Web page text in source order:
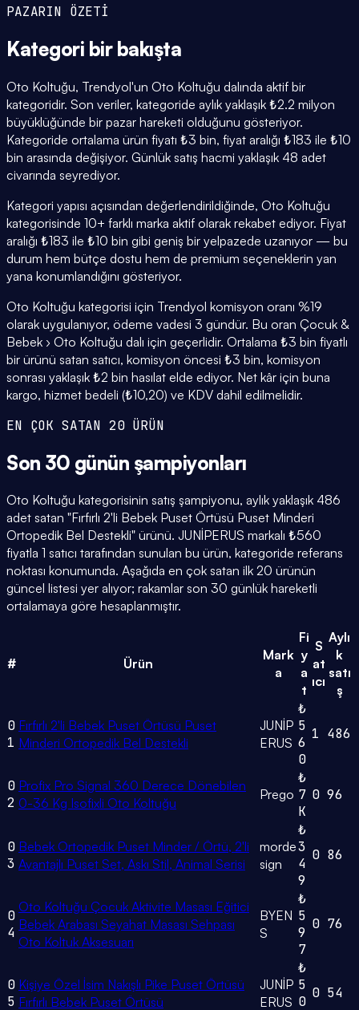
PAZARIN ÖZETİ
Kategori bir bakışta
Oto Koltuğu, Trendyol'un Oto Koltuğu dalında aktif bir
kategoridir. Son veriler, kategoride aylık yaklaşık ₺2.2 milyon
büyüklüğünde bir pazar hareketi olduğunu gösteriyor.
Kategoride ortalama ürün fiyatı ₺3 bin, fiyat aralığı ₺183 ile ₺10
bin arasında değişiyor. Günlük satış hacmi yaklaşık 48 adet
civarında seyrediyor.
Kategori yapısı açısından değerlendirildiğinde, Oto Koltuğu
kategorisinde 10+ farklı marka aktif olarak rekabet ediyor. Fiyat
aralığı ₺183 ile ₺10 bin gibi geniş bir yelpazede uzanıyor — bu
durum hem bütçe dostu hem de premium seçeneklerin yan
yana konumlandığını gösteriyor.
Oto Koltuğu kategorisi için Trendyol komisyon oranı %19
olarak uygulanıyor, ödeme vadesi 3 gündür. Bu oran Çocuk &
Bebek › Oto Koltuğu dalı için geçerlidir. Ortalama ₺3 bin fiyatlı
bir ürünü satan satıcı, komisyon öncesi ₺3 bin, komisyon
sonrası yaklaşık ₺2 bin hasılat elde ediyor. Net kâr için buna
kargo, hizmet bedeli (₺10,20) ve KDV dahil edilmelidir.
EN ÇOK SATAN 20 ÜRÜN
Son 30 günün şampiyonları
Oto Koltuğu kategorisinin satış şampiyonu, aylık yaklaşık 486
adet satan "Fırfırlı 2'li Bebek Puset Örtüsü Puset Minderi
Ortopedik Bel Destekli" ürünü. JUNİPERUS markalı ₺560
fiyatla 1 satıcı tarafından sunulan bu ürün, kategoride referans
noktası konumunda. Aşağıda en çok satan ilk 20 ürünün
güncel listesi yer alıyor; rakamlar son 30 günlük hareketli
ortalamaya göre hesaplanmıştır.
# Ürün
Mark
a
Fi
y
a
t
S
at
ıcı
Aylı
k
satı
ş
0
1
Fırfırlı 2'li Bebek Puset Örtüsü Puset
Minderi Ortopedik Bel Destekli
JUNİP
ERUS
₺
5
6
0
1 486
0
2
Profix Pro Signal 360 Derece Dönebilen
0-36 Kg Isofixli Oto Koltuğu
Prego
₺
7
K
0 96
0
3
Bebek Ortopedik Puset Minder / Örtü, 2'li
Avantajlı Puset Set, Askı Stil, Animal Serisi
morde
sign
₺
3
4
9
0 86
0
4
Oto Koltuğu Çocuk Aktivite Masası Eğitici
Bebek Arabası Seyahat Masası Sehpası
Oto Koltuk Aksesuarı
BYEN
S
₺
5
9
7
0 76
0
5
Kişiye Özel İsim Nakışlı Pike Puset Örtüsü
Fırfırlı Bebek Puset Örtüsü
JUNİP
ERUS
₺
5
0
0 54